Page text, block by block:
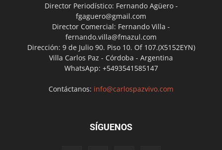
Director Periodístico: Fernando Agüero -
fgaguero@gmail.com
Director Comercial: Fernando Villa -
fernando.villa@fmazul.com
Dirección: 9 de Julio 90. Piso 10. Of 107.(X5152EYN)
Villa Carlos Paz - Córdoba - Argentina
WhatsApp: +5493541585147
Contáctanos: info@carlospazvivo.com
SÍGUENOS